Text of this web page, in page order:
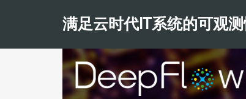
满足云时代IT系统的可观